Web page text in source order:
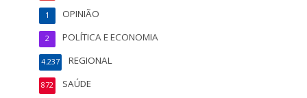
OPINIÃO
1
POLÍTICA E ECONOMIA
2
REGIONAL
4.237
SAÚDE
872